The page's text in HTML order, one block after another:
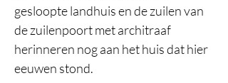
gesloopte landhuis en de zuilen van
de zuilenpoort met architraaf
herinneren nog aan het huis dat hier
eeuwen stond.